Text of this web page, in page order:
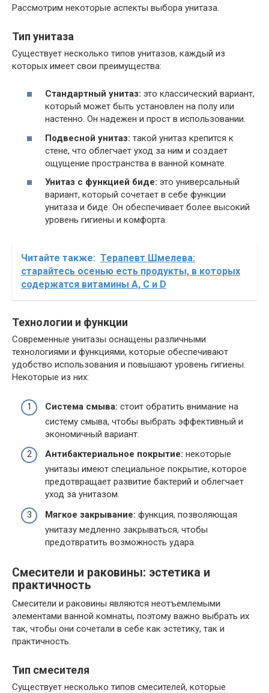
Рассмотрим некоторые аспекты выбора унитаза.
Тип унитаза
Существует несколько типов унитазов, каждый из
которых имеет свои преимущества:
Стандартный унитаз: это классический вариант,
который может быть установлен на полу или
настенно. Он надежен и прост в использовании.
Подвесной унитаз: такой унитаз крепится к
стене, что облегчает уход за ним и создает
ощущение пространства в ванной комнате.
Унитаз с функцией биде: это универсальный
вариант, который сочетает в себе функции
унитаза и биде. Он обеспечивает более высокий
уровень гигиены и комфорта.
Читайте также: Терапевт Шмелева:
старайтесь осенью есть продукты, в которых
содержатся витамины А, С и D
Технологии и функции
Современные унитазы оснащены различными
технологиями и функциями, которые обеспечивают
удобство использования и повышают уровень гигиены.
Некоторые из них:
Система смыва: стоит обратить внимание на
систему смыва, чтобы выбрать эффективный и
экономичный вариант.
Антибактериальное покрытие: некоторые
унитазы имеют специальное покрытие, которое
предотвращает развитие бактерий и облегчает
уход за унитазом.
Мягкое закрывание: функция, позволяющая
унитазу медленно закрываться, чтобы
предотвратить возможность удара.
Смесители и раковины: эстетика и
практичность
Смесители и раковины являются неотъемлемыми
элементами ванной комнаты, поэтому важно выбрать их
так, чтобы они сочетали в себе как эстетику, так и
практичность.
Тип смесителя
Существует несколько типов смесителей, которые